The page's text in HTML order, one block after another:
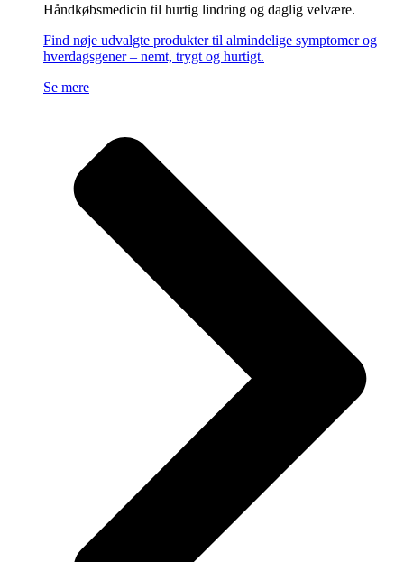
Håndkøbsmedicin til hurtig lindring og daglig velvære.
Find nøje udvalgte produkter til almindelige symptomer og
hverdagsgener – nemt, trygt og hurtigt.
Se mere